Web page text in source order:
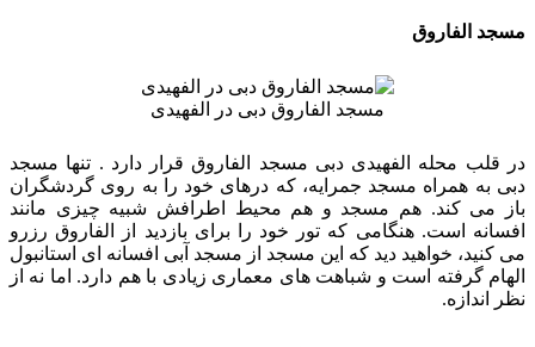
مسجد الفاروق
مسجد الفاروق دبی در الفهیدی
در قلب محله الفهیدی دبی مسجد الفاروق قرار دارد . تنها مسجد
دبی به همراه مسجد جمرایه، که درهای خود را به روی گردشگران
باز می کند. هم مسجد و هم محیط اطرافش شبیه چیزی مانند
افسانه است. هنگامی که تور خود را برای بازدید از الفاروق رزرو
می کنید، خواهید دید که این مسجد از مسجد آبی افسانه ای استانبول
الهام گرفته است و شباهت های معماری زیادی با هم دارد. اما نه از
نظر اندازه.